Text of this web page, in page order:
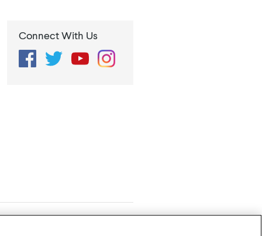
Connect With Us
FacebookTwitterYouTubeInstagram